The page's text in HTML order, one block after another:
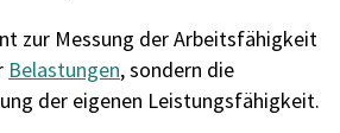
zur Messung der Arbeitsfähigkeit
Belastungen, sondern die
der eigenen Leistungsfähigkeit.